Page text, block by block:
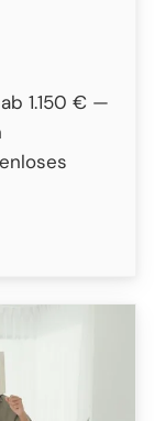
1.150 € —